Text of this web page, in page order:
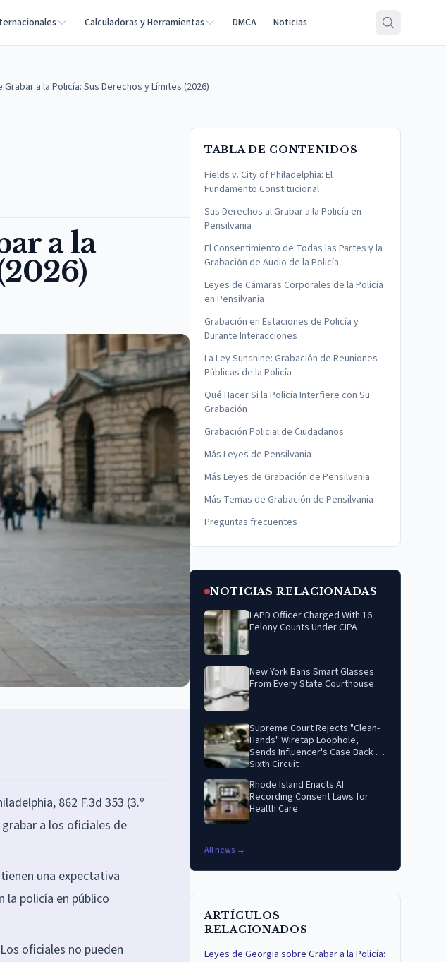
Calculadoras y Herramientas DMCA Noticias
a la Policía: Sus Derechos y Límites (2026)
a la
862 F.3d 353 (3.º
a los oficiales de
una expectativa
la policía en público
oficiales no pueden
TABLA DE CONTENIDOS
Fields v. City of Philadelphia: El
Fundamento Constitucional
Sus Derechos al Grabar a la Policía en
Pensilvania
El Consentimiento de Todas las Partes y la
Grabación de Audio de la Policía
Leyes de Cámaras Corporales de la Policía
en Pensilvania
Grabación en Estaciones de Policía y
Durante Interacciones
La Ley Sunshine: Grabación de Reuniones
Públicas de la Policía
Qué Hacer Si la Policía Interfiere con Su
Grabación
Grabación Policial de Ciudadanos
Más Leyes de Pensilvania
Más Leyes de Grabación de Pensilvania
Más Temas de Grabación de Pensilvania
Preguntas frecuentes
NOTICIAS RELACIONADAS
LAPD Officer Charged With 16
Felony Counts Under CIPA
New York Bans Smart Glasses
From Every State Courthouse
Supreme Court Rejects "Clean-
Hands" Wiretap Loophole,
Sends Influencer's Case Back to
Sixth Circuit
Rhode Island Enacts AI
Recording Consent Laws for
Health Care
All news →
ARTÍCULOS
RELACIONADOS
Leyes de Georgia sobre Grabar a la Policía: